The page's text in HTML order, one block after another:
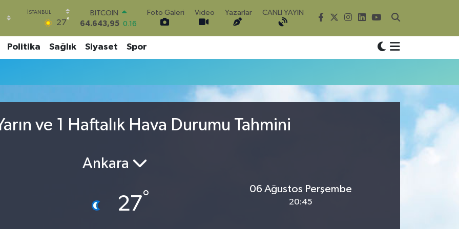
27°
BITCOIN
64.643,95 0.16
DOLAR
47,6006
0.06
BİST100
13.799 70
Foto Galeri Video Yazarlar CANLI YAYIN
Politika Sağlık Siyaset Spor
ve 1 Haftalık Hava Durumu Tahmini
Ankara
27°
06 Ağustos Perşembe
20:45